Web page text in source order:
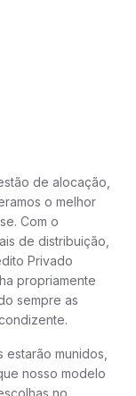
de alocação,
o melhor
Com o
de distribuição,
Privado
propriamente
sempre as
munidos,
nosso modelo